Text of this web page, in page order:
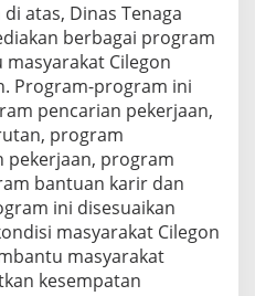
atas, Dinas Tenaga
berbagai program
Cilegon
Program-program ini
pencarian pekerjaan,
program
pekerjaan, program
bantuan karir dan
ini disesuaikan
masyarakat Cilegon
masyarakat
kesempatan